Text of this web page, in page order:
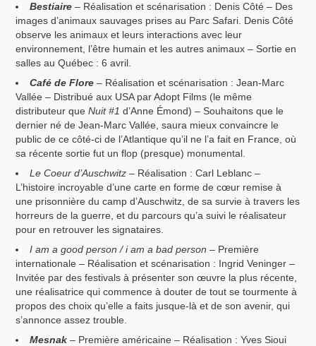
Bestiaire– Réalisation et scénarisation : Denis Côté – Des
images d’animaux sauvages prises au Parc Safari. Denis Côté
observe les animaux et leurs interactions avec leur
environnement, l’être humain et les autres animaux – Sortie en
salles au Québec : 6 avril.
Café de Flore– Réalisation et scénarisation : Jean-Marc
Vallée – Distribué aux USA par Adopt Films (le même
distributeur queNuit #1 d’Anne Émond) – Souhaitons que le
dernier né de Jean-Marc Vallée, saura mieux convaincre le
public de ce côté-ci de l’Atlantique qu’il ne l’a fait en France, où
sa récente sortie fut un flop (presque) monumental.
Le Coeur d’Auschwitz– Réalisation : Carl Leblanc –
L’histoire incroyable d’une carte en forme de cœur remise à
une prisonnière du camp d’Auschwitz, de sa survie à travers les
horreurs de la guerre, et du parcours qu’a suivi le réalisateur
pour en retrouver les signataires.
I am a good person / i am a bad person – Première
internationale – Réalisation et scénarisation : Ingrid Veninger –
Invitée par des festivals à présenter son œuvre la plus récente,
une réalisatrice qui commence à douter de tout se tourmente à
propos des choix qu’elle a faits jusque-là et de son avenir, qui
s’annonce assez trouble.
Mesnak– Première américaine – Réalisation : Yves Sioui